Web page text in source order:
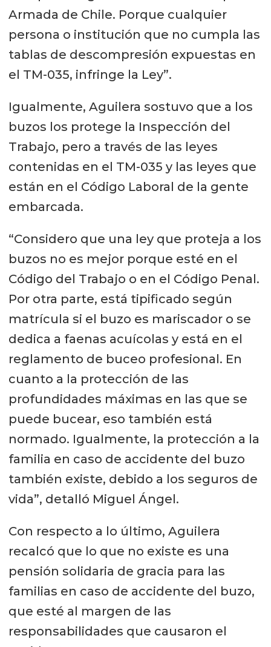
Armada de Chile. Porque cualquier
persona o institución que no cumpla las
tablas de descompresión expuestas en
el TM-035, infringe la Ley”.
Igualmente, Aguilera sostuvo que a los
buzos los protege la Inspección del
Trabajo, pero a través de las leyes
contenidas en el TM-035 y las leyes que
están en el Código Laboral de la gente
embarcada.
“Considero que una ley que proteja a los
buzos no es mejor porque esté en el
Código del Trabajo o en el Código Penal.
Por otra parte, está tipificado según
matrícula si el buzo es mariscador o se
dedica a faenas acuícolas y está en el
reglamento de buceo profesional. En
cuanto a la protección de las
profundidades máximas en las que se
puede bucear, eso también está
normado. Igualmente, la protección a la
familia en caso de accidente del buzo
también existe, debido a los seguros de
vida”, detalló Miguel Ángel.
Con respecto a lo último, Aguilera
recalcó que lo que no existe es una
pensión solidaria de gracia para las
familias en caso de accidente del buzo,
que esté al margen de las
responsabilidades que causaron el